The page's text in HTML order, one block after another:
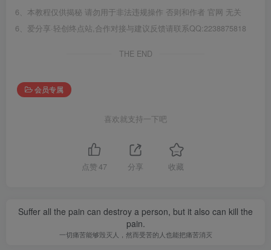
6、本教程仅供揭秘 请勿用于非法违规操作 否则和作者 官网 无关
6、爱分享·轻创终点站,合作对接与建议反馈请联系QQ:2238875818
THE END
会员专属
喜欢就支持一下吧
点赞 47 分享 收藏
Suffer all the pain can destroy a person, but it also can kill the
pain.
一切痛苦能够毁灭人，然而受苦的人也能把痛苦消灭